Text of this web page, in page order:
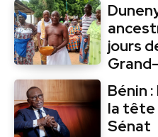
jours
Bénin
la tête
Sénat